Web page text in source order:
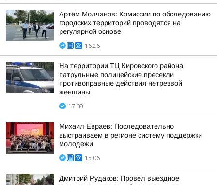
Артём Молчанов: Комиссии по обследованию
городских территорий проводятся на
регулярной основе
16:26
На территории ТЦ Кировского района
патрульные полицейские пресекли
противоправные действия нетрезвой
женщины
17:09
Михаил Евраев: Последовательно
выстраиваем в регионе систему поддержки
молодежи
15:06
Дмитрий Рудаков: Провел выездное